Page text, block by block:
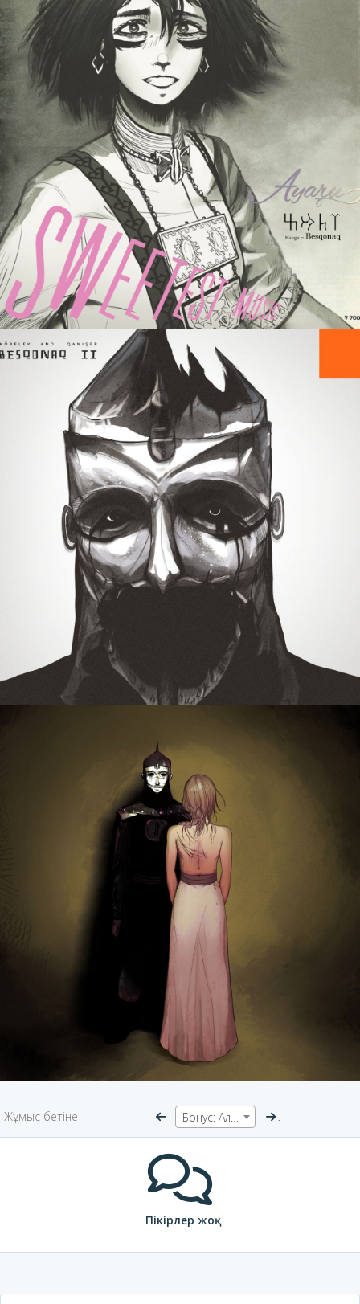
Жұмыс бетіне Бонус: Альбомдардың балама мұқабалары .
Пікірлер жоқ